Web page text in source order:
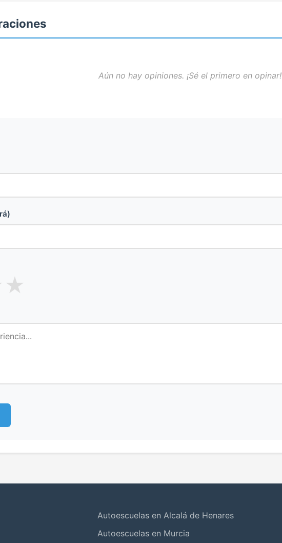
Aún no hay opiniones. ¡Sé el primero en opinar!
★
Autoescuelas en Alcalá de Henares
Autoescuelas en Murcia